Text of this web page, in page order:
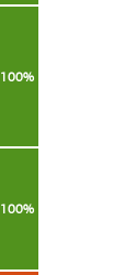
100%
100%